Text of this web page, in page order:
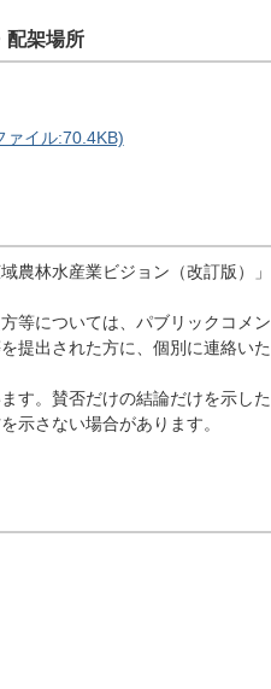
配架場所
ァイル:70.4KB)
農林水産業ビジョン（改訂版）」
等については、パブリックコメン
提出された方に、個別に連絡いた
す。賛否だけの結論だけを示した
示さない場合があります。